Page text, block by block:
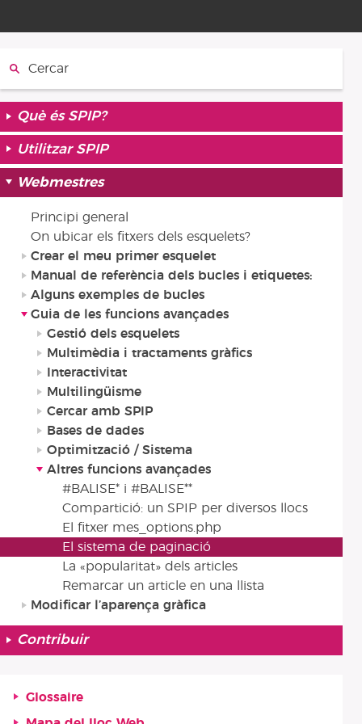
Què és SPIP?
Utilitzar SPIP
Webmestres
Principi general
On ubicar els fitxers dels esquelets?
Crear el meu primer esquelet
Manual de referència dels bucles i etiquetes:
Alguns exemples de bucles
Guia de les funcions avançades
Gestió dels esquelets
Multimèdia i tractaments gràfics
Interactivitat
Multilingüisme
Cercar amb SPIP
Bases de dades
Optimització / Sistema
Altres funcions avançades
#BALISE* i #BALISE**
Compartició: un SPIP per diversos llocs
El fitxer mes_options.php
El sistema de paginació
La «popularitat» dels articles
Remarcar un article en una llista
Modificar l’aparença gràfica
Contribuir
Glossaire